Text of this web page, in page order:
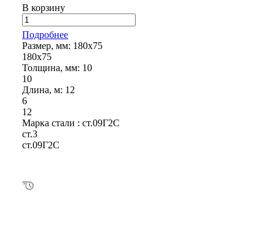
В корзину
Подробнее
Размер, мм: 180х75
180х75
Толщина, мм: 10
10
Длина, м: 12
6
12
Марка стали : ст.09Г2С
ст.3
ст.09Г2С